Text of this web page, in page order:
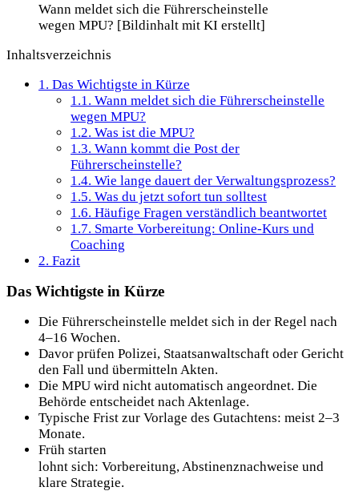
Wann meldet sich die Führerscheinstelle
wegen MPU? [Bildinhalt mit KI erstellt]
Inhaltsverzeichnis
1. Das Wichtigste in Kürze
1.1. Wann meldet sich die Führerscheinstelle
wegen MPU?
1.2. Was ist die MPU?
1.3. Wann kommt die Post der
Führerscheinstelle?
1.4. Wie lange dauert der Verwaltungsprozess?
1.5. Was du jetzt sofort tun solltest
1.6. Häufige Fragen verständlich beantwortet
1.7. Smarte Vorbereitung: Online-Kurs und
Coaching
2. Fazit
Das Wichtigste in Kürze
Die Führerscheinstelle meldet sich in der Regel nach
4–16 Wochen.
Davor prüfen Polizei, Staatsanwaltschaft oder Gericht
den Fall und übermitteln Akten.
Die MPU wird nicht automatisch angeordnet. Die
Behörde entscheidet nach Aktenlage.
Typische Frist zur Vorlage des Gutachtens: meist 2–3
Monate.
Früh starten
lohnt sich: Vorbereitung, Abstinenznachweise und
klare Strategie.